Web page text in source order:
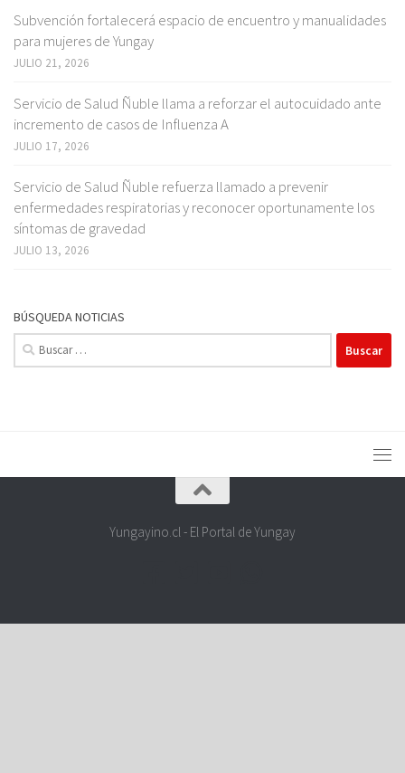
Subvención fortalecerá espacio de encuentro y manualidades
para mujeres de Yungay
JULIO 21, 2026
Servicio de Salud Ñuble llama a reforzar el autocuidado ante
incremento de casos de Influenza A
JULIO 17, 2026
Servicio de Salud Ñuble refuerza llamado a prevenir
enfermedades respiratorias y reconocer oportunamente los
síntomas de gravedad
JULIO 13, 2026
BÚSQUEDA NOTICIAS
Buscar:
Yungayino.cl - El Portal de Yungay